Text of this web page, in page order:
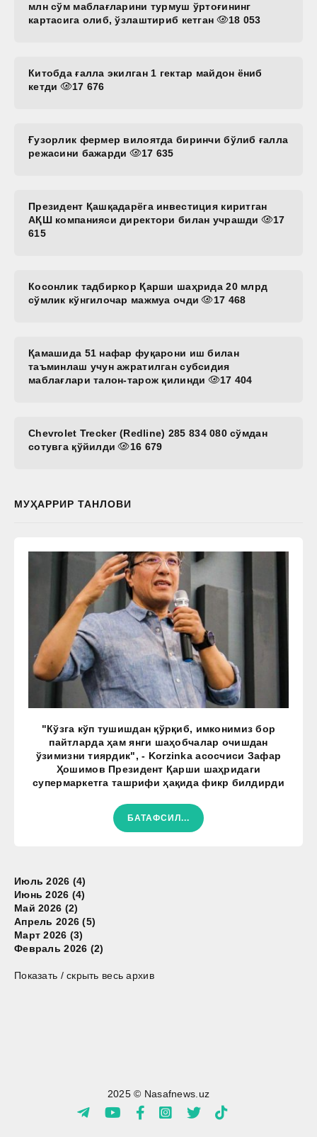
млн сўм маблағларини турмуш ўртоғининг
картасига олиб, ўзлаштириб кетган
18 053
Китобда ғалла экилган 1 гектар майдон ёниб
кетди
17 676
Ғузорлик фермер вилоятда биринчи бўлиб ғалла
режасини бажарди
17 635
Президент Қашқадарёга инвестиция киритган
АҚШ компанияси директори билан учрашди
17
615
Косонлик тадбиркор Қарши шаҳрида 20 млрд
сўмлик кўнгилочар мажмуа очди
17 468
Қамашида 51 нафар фуқарони иш билан
таъминлаш учун ажратилган субсидия
маблағлари талон-тарож қилинди
17 404
Chevrolet Trecker (Redline) 285 834 080 сўмдан
сотувга қўйилди
16 679
МУҲАРРИР ТАНЛОВИ
"Кўзга кўп тушишдан қўрқиб, имконимиз бор
пайтларда ҳам янги шаҳобчалар очишдан
ўзимизни тиярдик", - Korzinka асосчиси Зафар
Ҳошимов Президент Қарши шаҳридаги
супермаркетга ташрифи ҳақида фикр билдирди
БАТАФСИЛ...
Июль 2026 (4)
Июнь 2026 (4)
Май 2026 (2)
Апрель 2026 (5)
Март 2026 (3)
Февраль 2026 (2)
Показать / скрыть весь архив
2025 © Nasafnews.uz